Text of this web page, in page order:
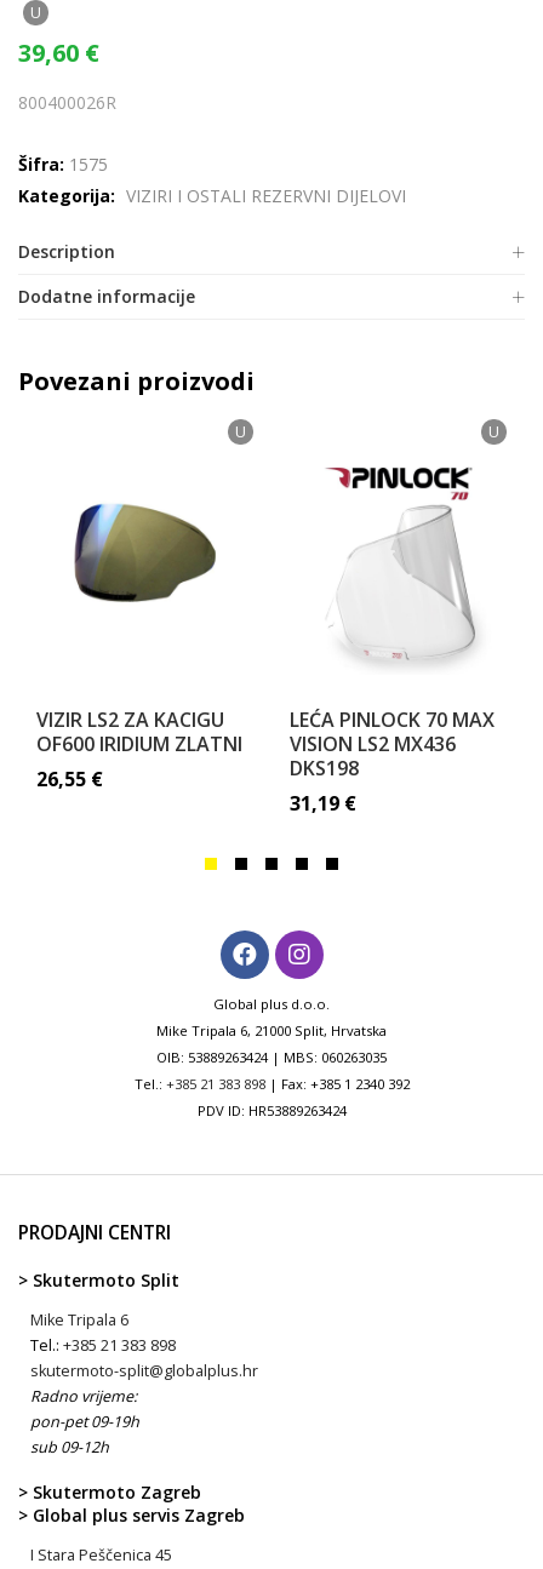
U
39,60 €
800400026R
Šifra: 1575
Kategorija: VIZIRI I OSTALI REZERVNI DIJELOVI
Description
Dodatne informacije
Povezani proizvodi
U
VIZIR LS2 ZA KACIGU
OF600 IRIDIUM ZLATNI
26,55 €
U
LEĆA PINLOCK 70 MAX
VISION LS2 MX436
DKS198
31,19 €
Global plus d.o.o.
Mike Tripala 6, 21000 Split, Hrvatska
OIB: 53889263424 | MBS: 060263035
Tel.: +385 21 383 898| Fax: +385 1 2340 392
PDV ID: HR53889263424
PRODAJNI CENTRI
> Skutermoto Split
Mike Tripala 6
Tel.: +385 21 383 898
skutermoto-split@globalplus.hr
Radno vrijeme:
pon-pet 09-19h
sub 09-12h
> Skutermoto Zagreb
> Global plus servis Zagreb
I Stara Peščenica 45